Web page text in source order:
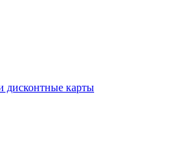
дисконтные карты